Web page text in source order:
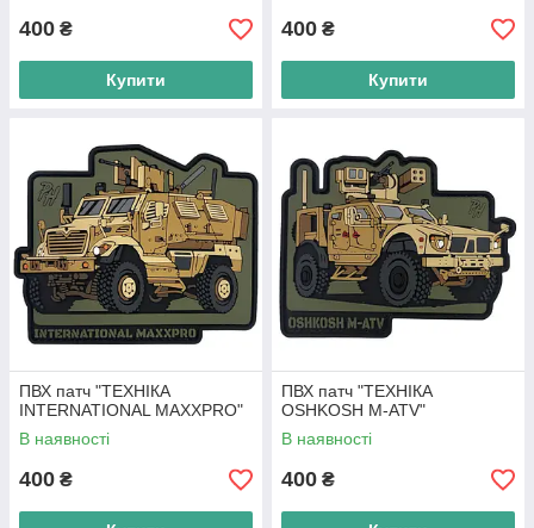
400 ₴
Купити
400 ₴
Купити
ПВХ патч "ТЕХНІКА
INTERNATIONAL MAXXPRO"
В наявності
400 ₴
ПВХ патч "ТЕХНІКА
OSHKOSH M-ATV"
В наявності
400 ₴